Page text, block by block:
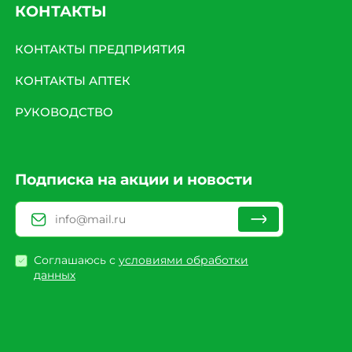
КОНТАКТЫ
КОНТАКТЫ ПРЕДПРИЯТИЯ
КОНТАКТЫ АПТЕК
РУКОВОДСТВО
Подписка на акции и новости
Соглашаюсь с условиями обработки
данных